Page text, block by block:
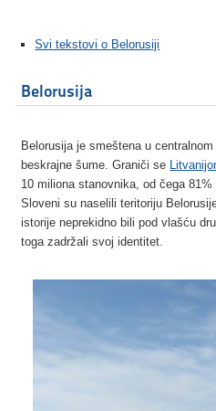
Svi tekstovi o Belorusiji
Belorusija
Belorusija je smeštena u
beskrajne šume. Graniči se
10 miliona stanovnika, od čega
Sloveni su naselili teritoriju
istorije neprekidno bili pod vlašću
toga zadržali svoj identitet.